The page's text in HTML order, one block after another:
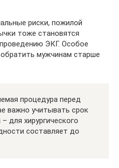
риски, пожилой
тоже становятся
ЭКГ. Особое
мужчинам старше
процедура перед
важно учитывать срок
для хирургического
составляет до